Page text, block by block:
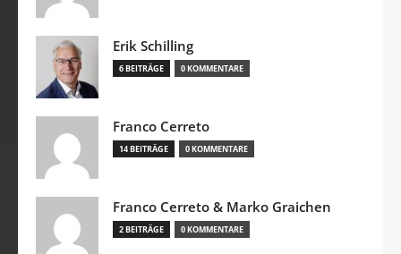
Erik Schilling
6 BEITRÄGE 0 KOMMENTARE
Franco Cerreto
14 BEITRÄGE 0 KOMMENTARE
Franco Cerreto & Marko Graichen
2 BEITRÄGE 0 KOMMENTARE